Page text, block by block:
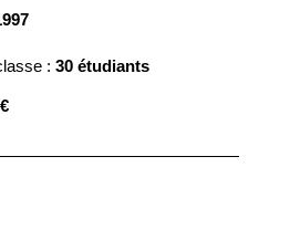
: 30 étudiants